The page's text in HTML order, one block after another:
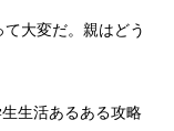
大変だ。親はどう
生活あるある攻略